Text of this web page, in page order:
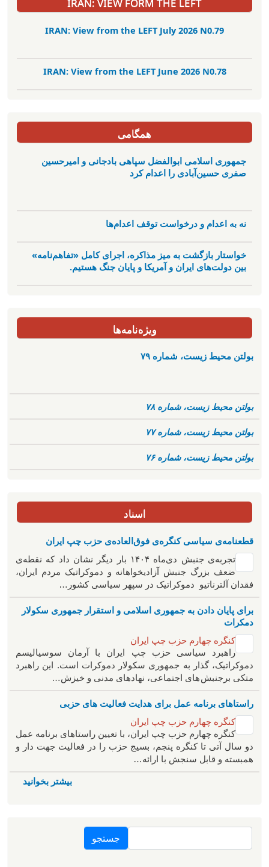
IRAN: VIEW FORM THE LEFT
IRAN: View from the LEFT July 2026 N0.79
IRAN: View from the LEFT June 2026 N0.78
همگامی
جمهوری اسلامی ابوالفضل سپاهی بادجانی و امیرحسین
صفری حسین‌آبادی را اعدام کرد
نه به اعدام و درخواست توقف اعدام‌ها
خواستار بازگشت به میز مذاکره، اجرای کامل «تفاهم‌نامه»
بین دولت‌های ایران و آمریکا و پایان جنگ هستیم.
ویژه‌نامه‌ها
بولتن محیط زیست، شماره ۷۹
بولتن محیط زیست، شماره ۷۸
بولتن محیط زیست، شماره ۷۷
بولتن محیط زیست، شماره ۷۶
اسناد
قطعنامه‌ی سیاسی کنگره‌ی فوق‌العاده‌ی حزب چپ ایران
تجربه‌ی جنبش دی‌ماه ۱۴۰۴ بار دیگر نشان داد که نقطه‌ی
ضعف بزرگ جنبش آزادیخواهانه و دموکراتیک مردم ایران،
فقدان آلترناتیو دموکراتیک در سپهر سیاسی کشور…
برای پایان دادن به جمهوری اسلامی و استقرار جمهوری سکولار
دمکرات
کنگره چهارم حزب چپ ایران
راهبرد سياسی حزب چپ ایران با آرمان سوسیالیسم
دموکراتیک، گذار به جمهوری سکولار دموکرات است. این راهبرد
متکی برجنبش های اجتماعی، نهادهای مدنی و خیزش‌…
راستاهای برنامه عمل برای هدایت فعالیت های حزبی
کنگره چهارم حزب چپ ایران
کنگره چهارم حزب چپ ایران، با تعیین راستاهای برنامه عمل
دو سال آتی تا کنگره پنجم، بسیج حزب را در فعالیت جهت دار و
همبسته و قابل سنجش با ارائه…
بیشتر بخوانید
جستجو